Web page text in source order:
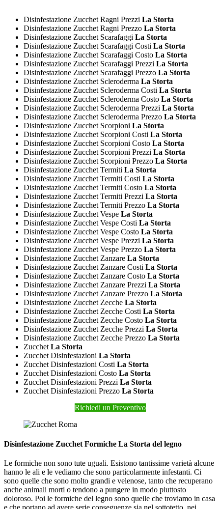
Disinfestazione Zucchet Ragni Prezzi La Storta
Disinfestazione Zucchet Ragni Prezzo La Storta
Disinfestazione Zucchet Scarafaggi La Storta
Disinfestazione Zucchet Scarafaggi Costi La Storta
Disinfestazione Zucchet Scarafaggi Costo La Storta
Disinfestazione Zucchet Scarafaggi Prezzi La Storta
Disinfestazione Zucchet Scarafaggi Prezzo La Storta
Disinfestazione Zucchet Scleroderma La Storta
Disinfestazione Zucchet Scleroderma Costi La Storta
Disinfestazione Zucchet Scleroderma Costo La Storta
Disinfestazione Zucchet Scleroderma Prezzi La Storta
Disinfestazione Zucchet Scleroderma Prezzo La Storta
Disinfestazione Zucchet Scorpioni La Storta
Disinfestazione Zucchet Scorpioni Costi La Storta
Disinfestazione Zucchet Scorpioni Costo La Storta
Disinfestazione Zucchet Scorpioni Prezzi La Storta
Disinfestazione Zucchet Scorpioni Prezzo La Storta
Disinfestazione Zucchet Termiti La Storta
Disinfestazione Zucchet Termiti Costi La Storta
Disinfestazione Zucchet Termiti Costo La Storta
Disinfestazione Zucchet Termiti Prezzi La Storta
Disinfestazione Zucchet Termiti Prezzo La Storta
Disinfestazione Zucchet Vespe La Storta
Disinfestazione Zucchet Vespe Costi La Storta
Disinfestazione Zucchet Vespe Costo La Storta
Disinfestazione Zucchet Vespe Prezzi La Storta
Disinfestazione Zucchet Vespe Prezzo La Storta
Disinfestazione Zucchet Zanzare La Storta
Disinfestazione Zucchet Zanzare Costi La Storta
Disinfestazione Zucchet Zanzare Costo La Storta
Disinfestazione Zucchet Zanzare Prezzi La Storta
Disinfestazione Zucchet Zanzare Prezzo La Storta
Disinfestazione Zucchet Zecche La Storta
Disinfestazione Zucchet Zecche Costi La Storta
Disinfestazione Zucchet Zecche Costo La Storta
Disinfestazione Zucchet Zecche Prezzi La Storta
Disinfestazione Zucchet Zecche Prezzo La Storta
Zucchet La Storta
Zucchet Disinfestazioni La Storta
Zucchet Disinfestazioni Costi La Storta
Zucchet Disinfestazioni Costo La Storta
Zucchet Disinfestazioni Prezzi La Storta
Zucchet Disinfestazioni Prezzo La Storta
Richiedi un Preventivo
Disinfestazione Zucchet Formiche La Storta del legno
Le formiche non sono tute uguali. Esistono tantissime varietà alcune
hanno le ali e le vediamo che sono particolarmente infestanti. Ci
sono quelle che sono molto grandi e velenose, tanto che recuperano
anche animali morti o tendono a pungere in modo piuttosto
doloroso. Poi le formiche del legno sono quelle che troviamo in casa
e che portano ad avere serie conseguenze sia nel sottotetto, nei